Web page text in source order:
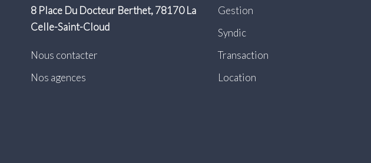
8 Place Du Docteur Berthet, 78170 La
Celle-Saint-Cloud
Nous contacter
Nos agences
Gestion
Syndic
Transaction
Location